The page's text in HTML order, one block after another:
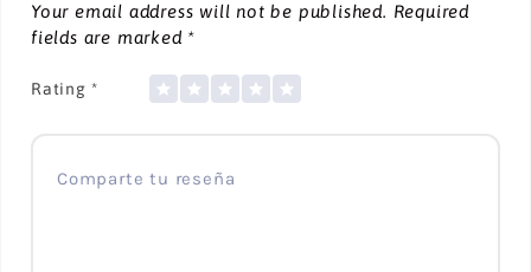
Your email address will not be published. Required
fields are marked *
Rating *